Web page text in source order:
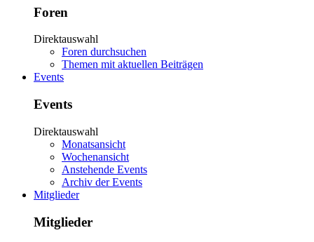
Foren
Direktauswahl
Foren durchsuchen
Themen mit aktuellen Beiträgen
Events
Events
Direktauswahl
Monatsansicht
Wochenansicht
Anstehende Events
Archiv der Events
Mitglieder
Mitglieder